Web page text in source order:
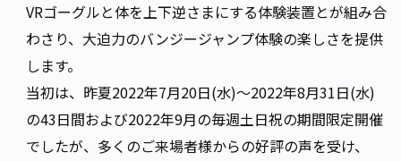
VRゴーグルと体を上下逆さまにする体験装置とが組み合
わさり、大迫力のバンジージャンプ体験の楽しさを提供
します。
当初は、昨夏2022年7月20日(水)〜2022年8月31日(水)
の43日間および2022年9月の毎週土日祝の期間限定開催
でしたが、多くのご来場者様からの好評の声を受け、